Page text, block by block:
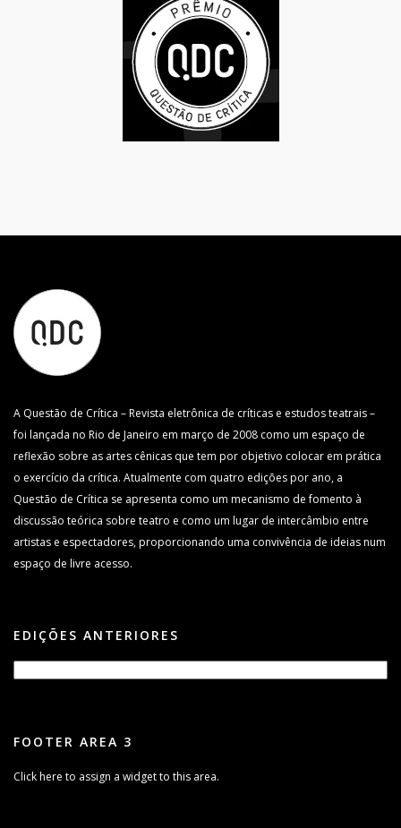
A Questão de Crítica – Revista eletrônica de críticas e estudos teatrais –
foi lançada no Rio de Janeiro em março de 2008 como um espaço de
reflexão sobre as artes cênicas que tem por objetivo colocar em prática
o exercício da crítica. Atualmente com quatro edições por ano, a
Questão de Crítica se apresenta como um mecanismo de fomento à
discussão teórica sobre teatro e como um lugar de intercâmbio entre
artistas e espectadores, proporcionando uma convivência de ideias num
espaço de livre acesso.
EDIÇÕES ANTERIORES
FOOTER AREA 3
Click here to assign a widget to this area.